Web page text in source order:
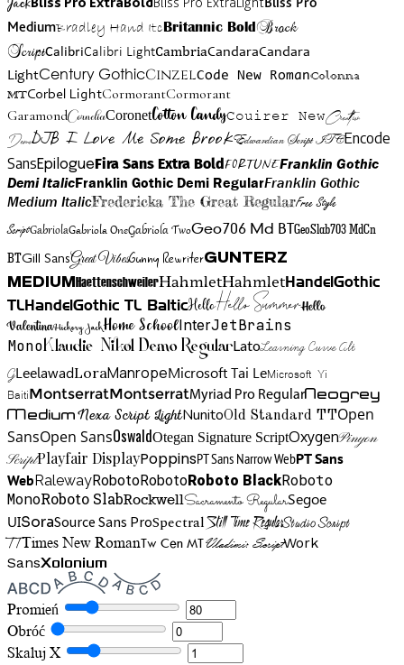
MediumBradley Hand Itc Britannic Bold Brock
ScriptCalibriCalibri LightCambriaCandaraCandara
LightCentury GothicCinzelCode New RomanColonna
MTCorbel LightCormorantCormorant
GaramondCorneliaCoronetCotton CandyCouirer NewCreattion
DemoDJB I Love Me Some BrookEdwardian Script ITCEncode
SansEpilogueFira Sans Extra BoldFortuneFranklin Gothic
Demi ItalicFranklin Gothic Demi RegularFranklin Gothic
Medium ItalicFredericka The Great RegularFree Style
ScriptGabriolaGabriola OneGabriola TwoGeo706 Md BTGeoSlab703 MdCn
BTGill SansGreat VibesGunny RewriterGunterz
Medium HaettenschweilerHahmletHahmletHandelGothic
TLHandelGothic TL BalticHelloHello SummerHello
ValentinaHickory JackHome SchoolInterJetBrains
MonoKlaudie Nikol Demo RegularLatoLearning Curve Alt
GLeelawadLoraManropeMicrosoft Tai LeMicrosoft Yi
BaitiMontserratMontserratMyriad Pro RegularNeogrey
MediumNexa Script LightNunitoOld Standard TTOpen
SansOpen SansOswaldOtegan Signature ScriptOxygenPinyon
ScriptPlayfair DisplayPoppinsPT Sans Narrow WebPT Sans
WebRalewayRobotoRobotoRoboto BlackRoboto
MonoRoboto SlabRockwellSacramento RegularSegoe
UISoraSource Sans ProSpectralStill Time RegularStudio Script
TTTimes New RomanTw Cen MTVladimir ScriptWork
SansXolonium
Promień
Obróć
Skaluj X